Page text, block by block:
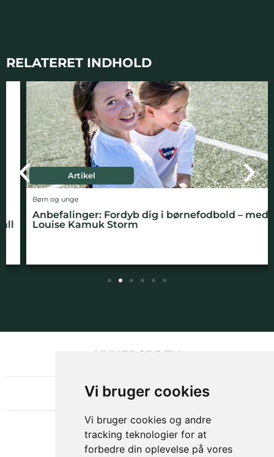
Vi bruger cookies
Vi bruger cookies og andre
tracking teknologier for at
forbedre din oplevelse på vores
RELATERET INDHOLD
Artikel
Børn og unge
Anbefalinger: Fordyb dig i børnefodbold – med
Louise Kamuk Storm
NYHEDSBREV
OM GAMECHANGER